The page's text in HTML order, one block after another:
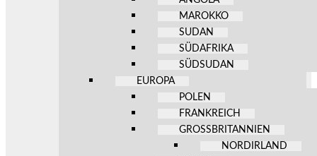
MAROKKO
SUDAN
SÜDAFRIKA
SÜDSUDAN
EUROPA
POLEN
FRANKREICH
GROSSBRITANNIEN
NORDIRLAND